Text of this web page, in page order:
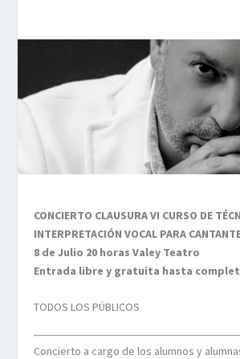
CONCIERTO CLAUSURA VI CURSO DE
INTERPRETACIÓN VOCAL PARA
8 de Julio 20 horas Valey Teatro
Entrada libre y gratuita hasta
TODOS LOS PÚBLICOS
Concierto a cargo de los alumnos y